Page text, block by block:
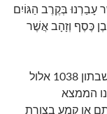
בְּקֶרֶב הַגּוֹיִם
כֶּסֶף וְזָהָב אֲשֶׁר
חוקר ארץ ישראל הארכיאולוג פרופ' זהר עמר מציע (שבתון 1038 אלול
הממצא
או קמע בצורת